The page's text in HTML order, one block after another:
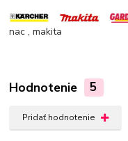
nac , makita
Hodnotenie 5
Pridať hodnotenie